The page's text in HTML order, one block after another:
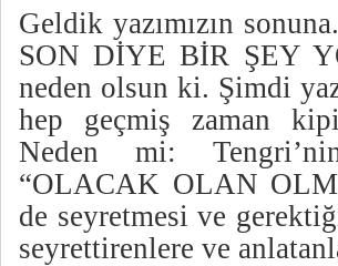
Geldik yazımızın
SON DİYE BİR ŞEY
neden olsun ki. Şimdi
hep geçmiş zaman
Neden mi:
“OLACAK OLAN
de seyretmesi ve
seyrettirenlere ve